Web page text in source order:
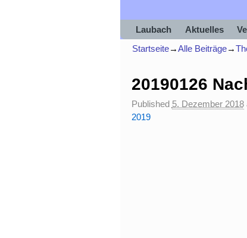
Laubach Aktuelles
Startseite→Alle Beiträge→
Bilder-Navigation
20190126
Published 5. Dezember 2018
2019